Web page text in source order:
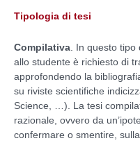
Tipologia di tesi
Compilativa . In questo
allo studente è richiesto di
approfondendo la
su riviste scientifiche
Science, …). La tesi
razionale, ovvero da
confermare o smentire,